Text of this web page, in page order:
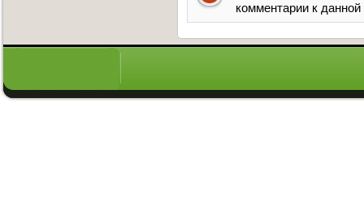
комментарии к